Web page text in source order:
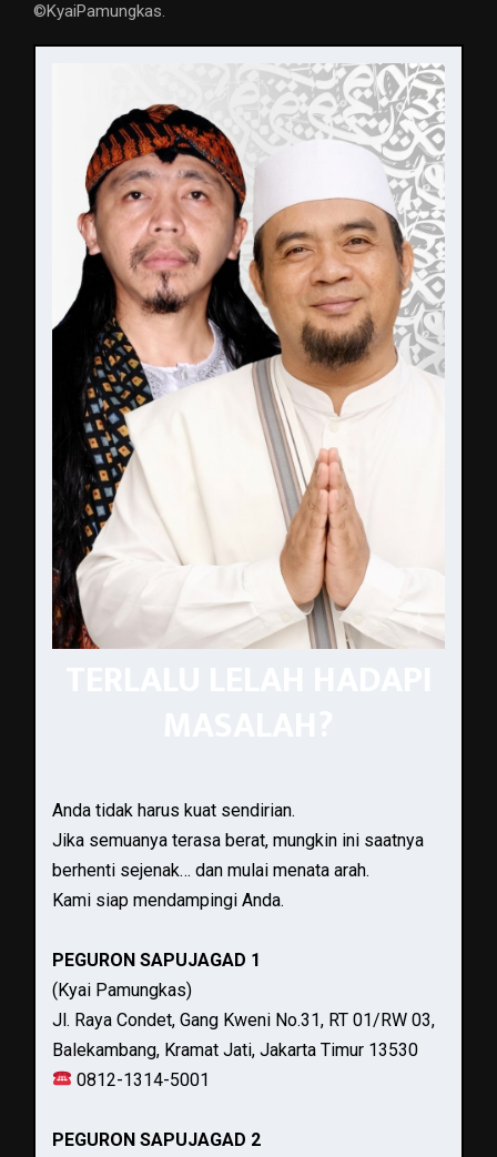
©️KyaiPamungkas.
Anda tidak harus kuat sendirian.
Jika semuanya terasa berat, mungkin ini saatnya
berhenti sejenak… dan mulai menata arah.
Kami siap mendampingi Anda.
PEGURON SAPUJAGAD 1
(Kyai Pamungkas)
Jl. Raya Condet, Gang Kweni No.31, RT 01/RW 03,
Balekambang, Kramat Jati, Jakarta Timur 13530
0812-1314-5001
PEGURON SAPUJAGAD 2